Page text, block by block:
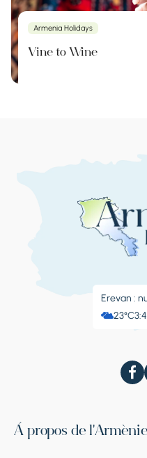
Armenia Holidays
Vine to Wine
Erevan :
23°C
À propos de l'Arménie